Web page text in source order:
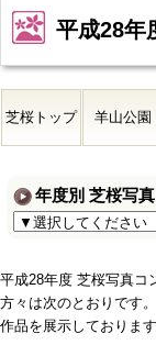
平成28年
芝桜トップ 羊山公園
年度別 芝桜写
平成28年度 芝桜写真コ
方々は次のとおりです
作品を展示しておりま